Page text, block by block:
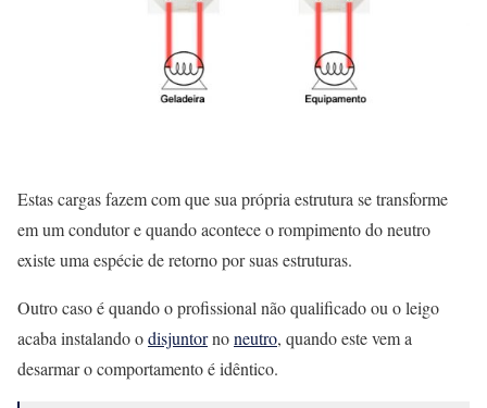
Estas cargas fazem com que sua própria estrutura se transforme
em um condutor e quando acontece o rompimento do neutro
existe uma espécie de retorno por suas estruturas.
Outro caso é quando o profissional não qualificado ou o leigo
acaba instalando odisjuntornoneutro, quando este vem a
desarmar o comportamento é idêntico.